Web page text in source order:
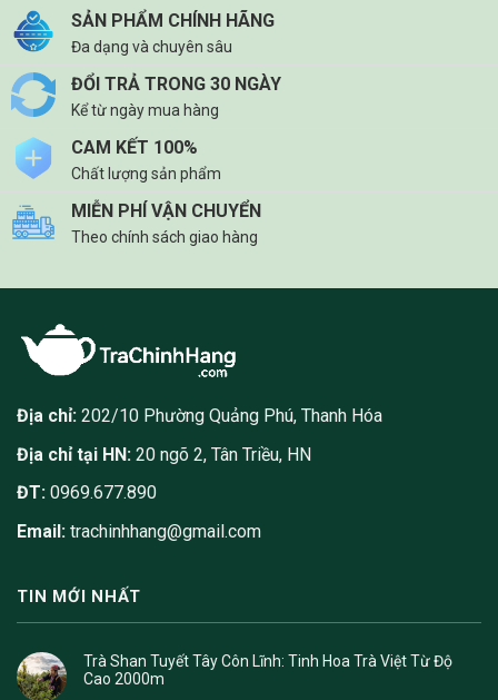
SẢN PHẨM CHÍNH HÃNG
Đa dạng và chuyên sâu
ĐỔI TRẢ TRONG 30 NGÀY
Kể từ ngày mua hàng
CAM KẾT 100%
Chất lượng sản phẩm
MIỄN PHÍ VẬN CHUYỂN
Theo chính sách giao hàng
Địa chỉ: 202/10 Phường Quảng Phú, Thanh Hóa
Địa chỉ tại HN: 20 ngõ 2, Tân Triều, HN
ĐT: 0969.677.890
Email: trachinhhang@gmail.com
TIN MỚI NHẤT
Trà Shan Tuyết Tây Côn Lĩnh: Tinh Hoa Trà Việt Từ Độ
Cao 2000m